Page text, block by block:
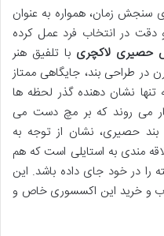
سنجش زمان، همواره به عنوان
و دقت در انتخاب فرد عمل کرده
لاکچری با تلفیق هنر
طراحی بند، جایگاهی ممتاز
نشان دهنده گذر لحظه ها
می روند که بر مچ دست می
حصیری، نشان از توجه به
مندی به استایلی است که هم
را در خود جای داده باشد. این
و خرید این اکسسوری خاص و